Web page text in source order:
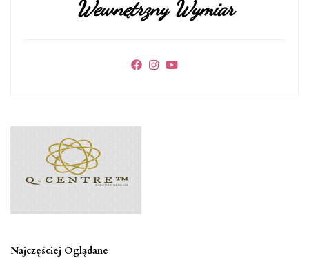
Wewnętrzny Wymiar
Najczęściej Oglądane